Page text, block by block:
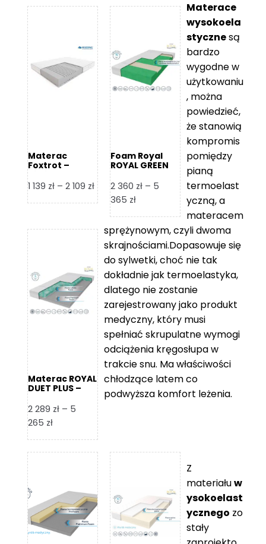
Materac
Foxtrot –
1 139 zł – 2 109 złZakres
cen:
1
139 zł
do
2
109 zł
Foam Royal
ROYAL GREEN
piankowy
2 360 zł – 5
365 złZakres
od
2
360 zł
5
365 zł
Materac ROYAL
DUET PLUS –
2 289 zł – 5
265 złZakres
od
do
5
265 zł
Materace
wysokoela
stycznesą
bardzo
wygodne w
użytkowaniu
, można
powiedzieć,
że stanowią
kompromis
pomiędzy
pianą
termoelast
yczną, a
materacem
sprężynowym, czyli dwoma
skrajnościami.Dopasowuje się
do sylwetki, choć nie tak
dokładnie jak termoelastyka,
dlatego nie zostanie
zarejestrowany jako produkt
medyczny, który musi
spełniać skrupulatne wymogi
odciążenia kręgosłupa w
trakcie snu. Ma właściwości
chłodzące latem co
podwyższa komfort leżenia.
Z
materiałuw
ysokoelast
ycznego zo
stały